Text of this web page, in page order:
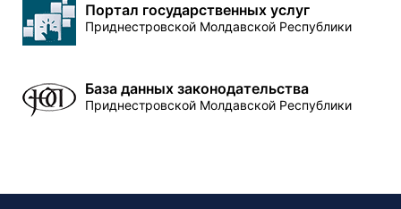
Портал государственных услуг
Приднестровской Молдавской Республики
База данных законодательства
Приднестровской Молдавской Республики